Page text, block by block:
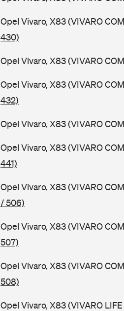
Opel Vivaro, X83 (VIVARO
430)
Opel Vivaro, X83 (VIVARO
Opel Vivaro, X83 (VIVARO
432)
Opel Vivaro, X83 (VIVARO
Opel Vivaro, X83 (VIVARO
441)
Opel Vivaro, X83 (VIVARO
/ 506)
Opel Vivaro, X83 (VIVARO
507)
Opel Vivaro, X83 (VIVARO
508)
Opel Vivaro, X83 (VIVARO